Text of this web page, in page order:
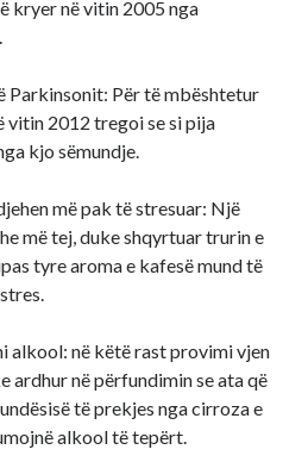
kryer në vitin 2005 nga
Parkinsonit: Për të mbështetur
vitin 2012 tregoi se si pija
kjo sëmundje.
më pak të stresuar: Një
më tej, duke shqyrtuar trurin e
tyre aroma e kafesë mund të
alkool: në këtë rast provimi vjen
ardhur në përfundimin se ata që
të prekjes nga cirroza e
alkool të tepërt.